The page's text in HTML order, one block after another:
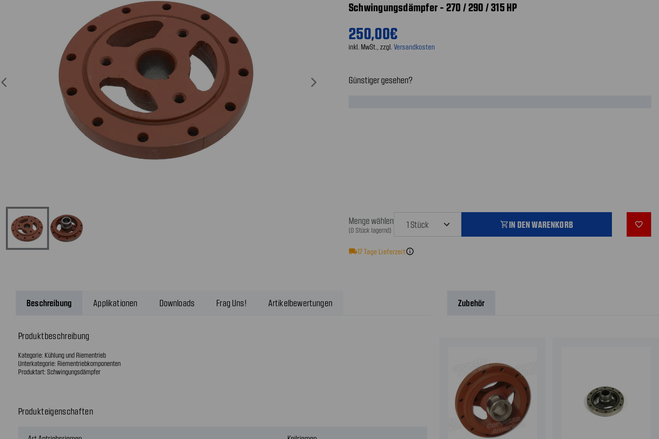
Schwingungsdämpfer - 270 / 290 / 315 HP
250,00€
inkl. MwSt., zzgl. Versandkosten
Günstiger gesehen?
Menge wählen
(0 Stück lagernd)
shopping_cartIN DEN WARENKORB favorite_outline
local_shipping17Tage Lieferzeitinfo
Beschreibung Applikationen Downloads Frag Uns! Artikelbewertungen
Produktbeschreibung
Kategorie: Kühlung und Riementrieb
Unterkategorie: Riementriebkomponenten
Produktart: Schwingungsdämpfer
Produkteigenschaften
Zubehör